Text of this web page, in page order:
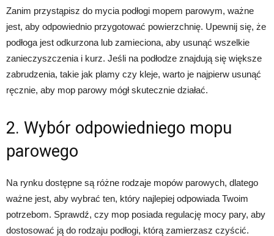
Zanim przystąpisz do mycia podłogi mopem parowym, ważne
jest, aby odpowiednio przygotować powierzchnię. Upewnij się, że
podłoga jest odkurzona lub zamieciona, aby usunąć wszelkie
zanieczyszczenia i kurz. Jeśli na podłodze znajdują się większe
zabrudzenia, takie jak plamy czy kleje, warto je najpierw usunąć
ręcznie, aby mop parowy mógł skutecznie działać.
2. Wybór odpowiedniego mopu
parowego
Na rynku dostępne są różne rodzaje mopów parowych, dlatego
ważne jest, aby wybrać ten, który najlepiej odpowiada Twoim
potrzebom. Sprawdź, czy mop posiada regulację mocy pary, aby
dostosować ją do rodzaju podłogi, którą zamierzasz czyścić.